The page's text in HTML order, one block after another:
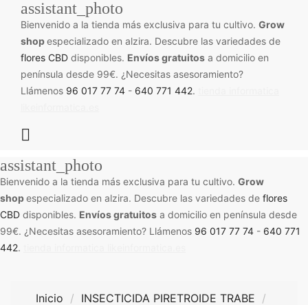
assistant_photo
Bienvenido a la tienda más exclusiva para tu cultivo. Grow
shopespecializado en alzira. Descubre las variedades de
flores CBD disponibles. Envíos gratuitos a domicilio en
península desde 99€. ¿Necesitas asesoramiento?
Llámenos 96 017 77 74 - 640 771 442.

assistant_photo
Bienvenido a la tienda más exclusiva para tu cultivo. Grow
shopespecializado en alzira. Descubre las variedades de flores
CBD disponibles. Envíos gratuitos a domicilio en península desde
99€. ¿Necesitas asesoramiento? Llámenos 96 017 77 74 - 640 771
442.
Inicio INSECTICIDA PIRETROIDE TRABE